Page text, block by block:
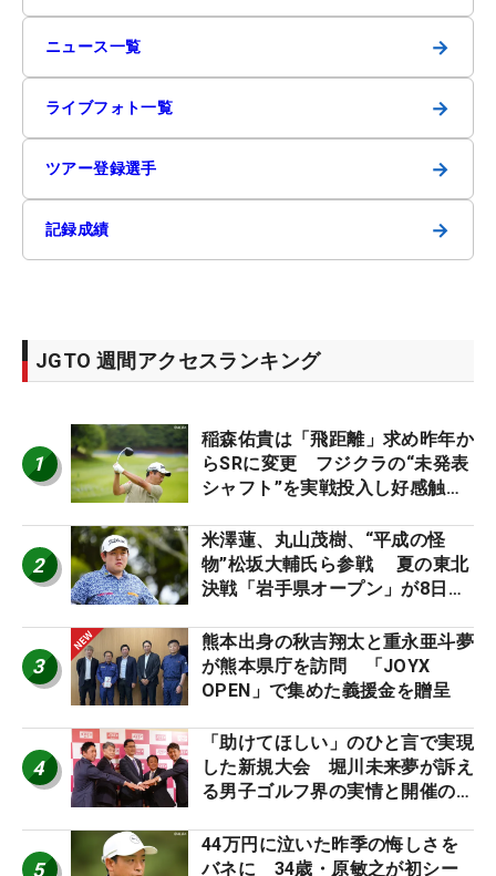
ニュース一覧 →
ライブフォト一覧 →
ツアー登録選手 →
記録成績 →
JGTO 週間アクセスランキング
1
稲森佑貴は「飛距離」求め昨年か
らSRに変更 フジクラの“未発表
シャフト”を実戦投入し好感触
ーのヒトネタ！】
2
米澤蓮、丸山茂樹、“平成の怪
物”松坂大輔氏ら参戦 夏の東北
決戦「岩手県オープン」が8日開
3
熊本出身の秋吉翔太と重永亜斗夢
が熊本県庁を訪問 「JOYX
OPEN」で集めた義援金を贈呈
4
「助けてほしい」のひと言で実現
した新規大会 堀川未来夢が訴え
る男子ゴルフ界の実情と開催の舞
5
44万円に泣いた昨季の悔しさを
バネに 34歳・原敏之が初シー